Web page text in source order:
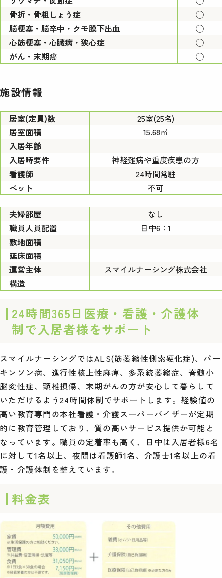
骨折・骨粗しょう症
◯
脳梗塞・脳卒中・クモ膜下出血
◯
心筋梗塞・心臓病・狭心症
◯
がん・末期癌
◯
施設情報
居室(定員)数
25室(25名)
居室面積
15.68㎡
入居年齢
入居時要件
神経難病や重度疾患の方
看護師
24時間常駐
ペット
不可
夫婦部屋
なし
職員人員配置
日中6：1
敷地面積
延床面積
運営主体
スマイルナーシング株式会社
構造
24時間365日医療・看護・介護体
制で入居者様をサポート
スマイルナーシングではALS(筋萎縮性側索硬化症)、パー
キンソン病、進行性核上性麻痺、多系統萎縮症、脊髄小
脳変性症、頸椎損傷、末期がんの方が安心して暮らして
いただけるよう24時間体制でサポートします。経験値の
高い教育専門の本社看護・介護スーパーバイザーが定期
的に教育管理しており、質の高いサービス提供か可能と
なっています。職員の定着率も高く、日中は入居者様6名
に対して1名以上、夜間は看護師1名、介護士1名以上の看
護・介護体制を整えています。
料金表